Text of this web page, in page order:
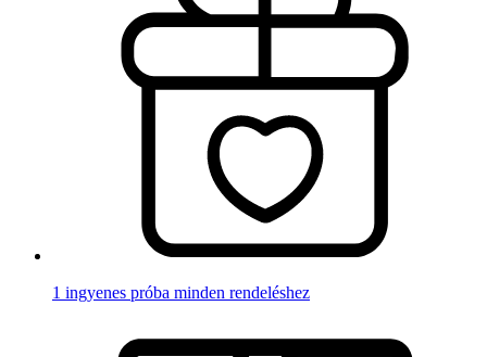
1 ingyenes próba minden rendeléshez